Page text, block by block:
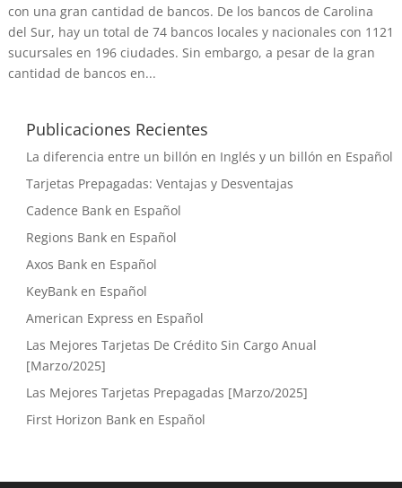
con una gran cantidad de bancos. De los bancos de Carolina
del Sur, hay un total de 74 bancos locales y nacionales con 1121
sucursales en 196 ciudades. Sin embargo, a pesar de la gran
cantidad de bancos en...
Publicaciones Recientes
La diferencia entre un billón en Inglés y un billón en Español
Tarjetas Prepagadas: Ventajas y Desventajas
Cadence Bank en Español
Regions Bank en Español
Axos Bank en Español
KeyBank en Español
American Express en Español
Las Mejores Tarjetas De Crédito Sin Cargo Anual
[Marzo/2025]
Las Mejores Tarjetas Prepagadas [Marzo/2025]
First Horizon Bank en Español